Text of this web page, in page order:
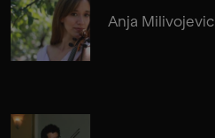
Anja Milivojevic